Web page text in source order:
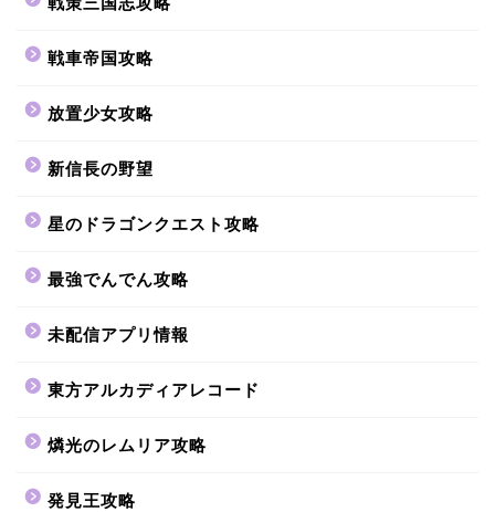
戦車帝国攻略
放置少女攻略
新信長の野望
星のドラゴンクエスト攻略
最強でんでん攻略
未配信アプリ情報
東方アルカディアレコード
燐光のレムリア攻略
発見王攻略